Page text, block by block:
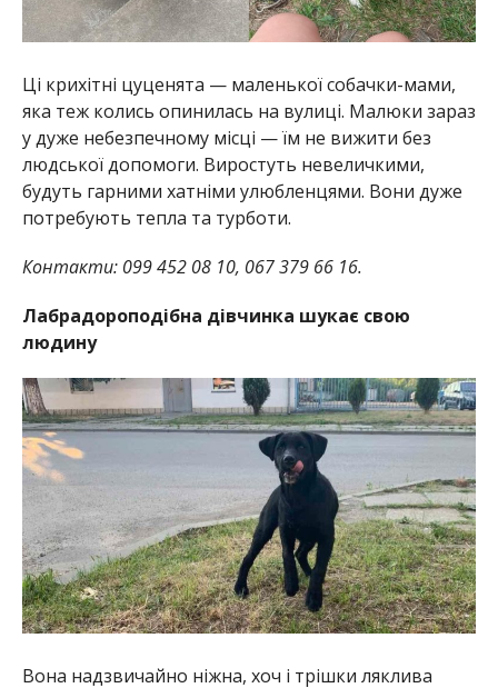
Ці крихітні цуценята — маленької собачки-мами,
яка теж колись опинилась на вулиці. Малюки зараз
у дуже небезпечному місці — їм не вижити без
людської допомоги. Виростуть невеличкими,
будуть гарними хатніми улюбленцями. Вони дуже
потребують тепла та турботи.
Контакти: 099 452 08 10, 067 379 66 16.
Лабрадороподібна дівчинка шукає свою
людину
Вона надзвичайно ніжна, хоч і трішки ляклива